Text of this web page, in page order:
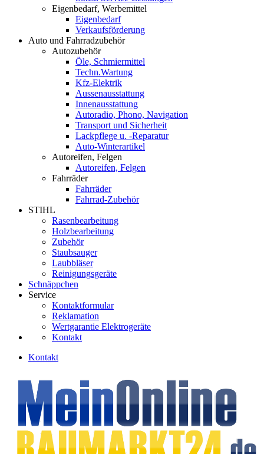
Eigenbedarf, Werbemittel
Eigenbedarf
Verkaufsförderung
Auto und Fahrradzubehör
Autozubehör
Öle, Schmiermittel
Techn.Wartung
Kfz-Elektrik
Aussenausstattung
Innenausstattung
Autoradio, Phono, Navigation
Transport und Sicherheit
Lackpflege u. -Reparatur
Auto-Winterartikel
Autoreifen, Felgen
Autoreifen, Felgen
Fahrräder
Fahrräder
Fahrrad-Zubehör
STIHL
Rasenbearbeitung
Holzbearbeitung
Zubehör
Staubsauger
Laubbläser
Reinigungsgeräte
Schnäppchen
Service
Kontaktformular
Reklamation
Wertgarantie Elektrogeräte
Kontakt
Kontakt